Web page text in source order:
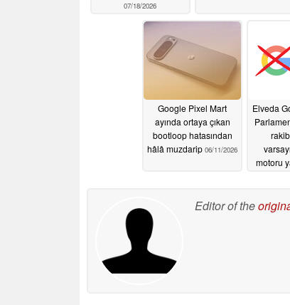
07/18/2026
Google Pixel Mart
ayında ortaya çıkan
bootloop hatasından
hâlâ muzdarip 06/11/2026
Elveda
motoru
Editor of the